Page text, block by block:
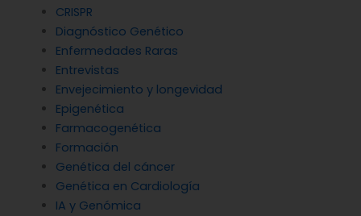
CRISPR
Diagnóstico Genético
Enfermedades Raras
Entrevistas
Envejecimiento y longevidad
Epigenética
Farmacogenética
Formación
Genética del cáncer
Genética en Cardiología
IA y Genómica